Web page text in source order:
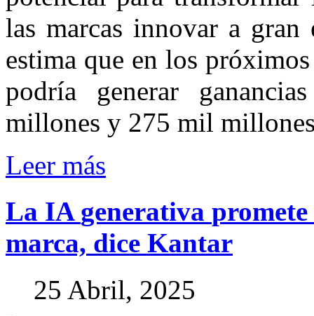
las marcas innovar a
estima que en los
podría generar
millones y 275 mil millones
Leer más
La IA generativa promete
marca, dice Kantar
25 Abril, 2025